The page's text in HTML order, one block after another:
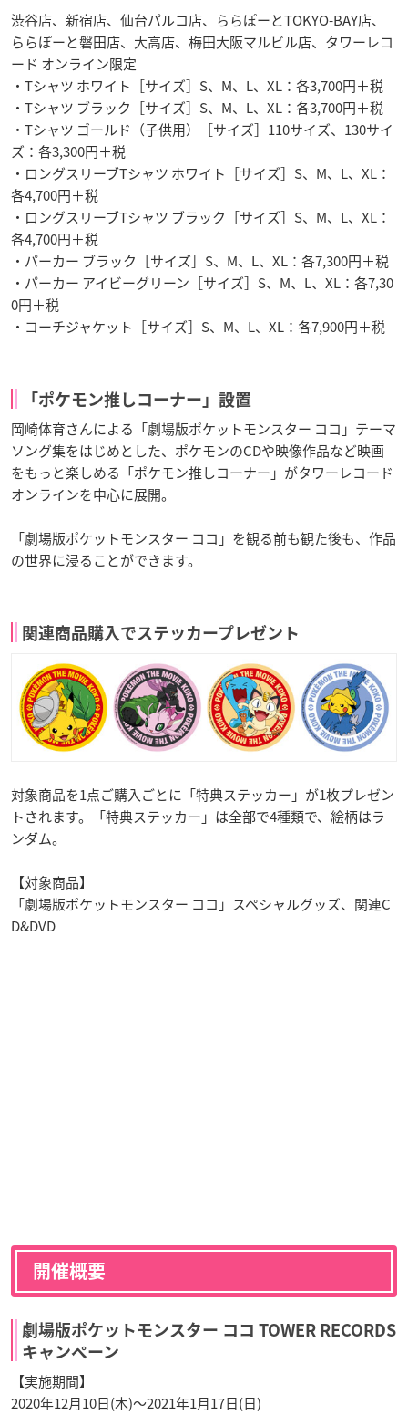
渋谷店、新宿店、仙台パルコ店、ららぽーとTOKYO-BAY店、
ららぽーと磐田店、大高店、梅田大阪マルビル店、タワーレコ
ード オンライン限定
・Tシャツ ホワイト［サイズ］S、M、L、XL：各3,700円＋税
・Tシャツ ブラック［サイズ］S、M、L、XL：各3,700円＋税
・Tシャツ ゴールド（子供用）［サイズ］110サイズ、130サイ
ズ：各3,300円＋税
・ロングスリーブTシャツ ホワイト［サイズ］S、M、L、XL：
各4,700円＋税
・ロングスリーブTシャツ ブラック［サイズ］S、M、L、XL：
各4,700円＋税
・パーカー ブラック［サイズ］S、M、L、XL：各7,300円＋税
・パーカー アイビーグリーン［サイズ］S、M、L、XL：各7,30
0円＋税
・コーチジャケット［サイズ］S、M、L、XL：各7,900円＋税
「ポケモン推しコーナー」設置
岡崎体育さんによる「劇場版ポケットモンスター ココ」テーマ
ソング集をはじめとした、ポケモンのCDや映像作品など映画
をもっと楽しめる「ポケモン推しコーナー」がタワーレコード
オンラインを中心に展開。
「劇場版ポケットモンスター ココ」を観る前も観た後も、作品
の世界に浸ることができます。
関連商品購入でステッカープレゼント
対象商品を1点ご購入ごとに「特典ステッカー」が1枚プレゼン
トされます。「特典ステッカー」は全部で4種類で、絵柄はラ
ンダム。
【対象商品】
「劇場版ポケットモンスター ココ」スペシャルグッズ、関連C
D&DVD
開催概要
劇場版ポケットモンスター ココ TOWER RECORDS
キャンペーン
【実施期間】
2020年12月10日(木)～2021年1月17日(日)